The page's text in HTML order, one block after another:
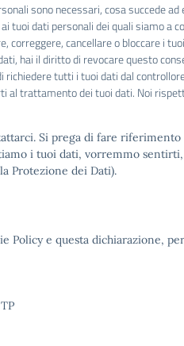
sono necessari, cosa succede
tuoi dati personali dei quali siamo a
cancellare o bloccare i
hai il diritto di revocare questo
tutti i tuoi dati dal
al trattamento dei tuoi dati. Noi
Si prega di fare
i tuoi dati, vorremmo
Protezione dei Dati).
Policy e questa dichiarazione,